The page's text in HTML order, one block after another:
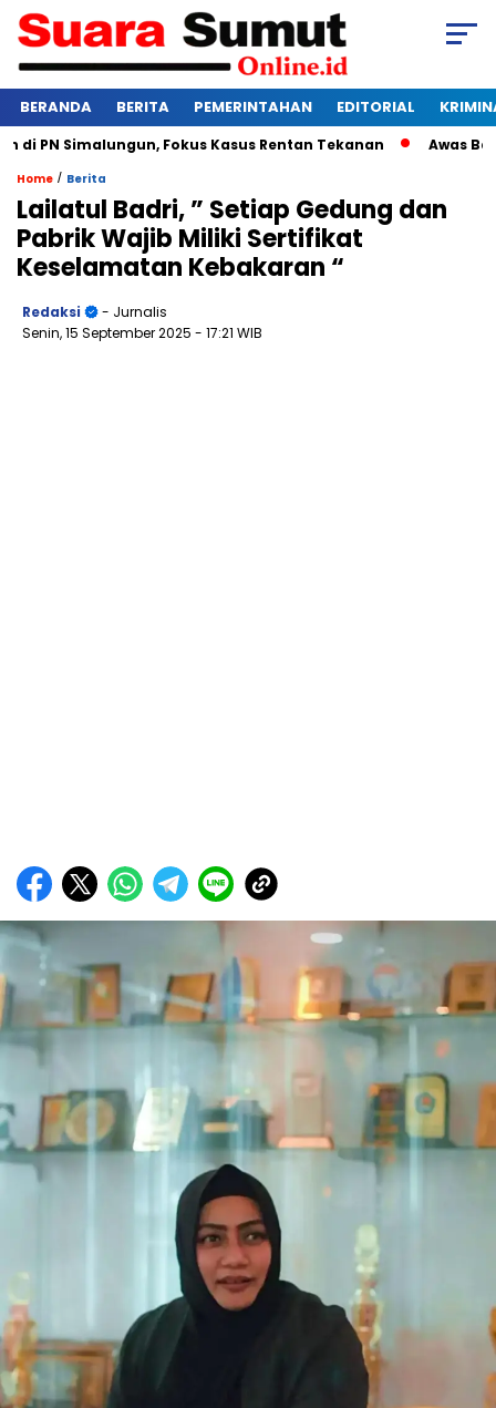
BERANDA BERITA PEMERINTAHAN EDITORIAL
Simalungun, Fokus Kasus Rentan Tekanan Awas
Home / Berita
Lailatul Badri, ” Setiap Gedung dan
Pabrik Wajib Miliki Sertifikat
Keselamatan Kebakaran “
Redaksi
- Jurnalis
Senin, 15 September 2025 - 17:21 WIB